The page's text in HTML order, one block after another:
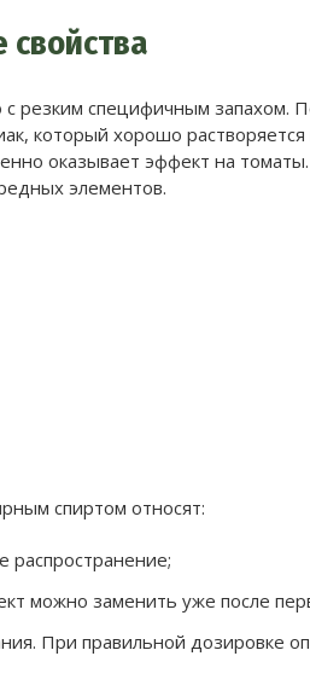
резким специфичным запахом.
который хорошо
оказывает эффект на
элементов.
спиртом относят:
можно заменить уже после
При правильной дозировке